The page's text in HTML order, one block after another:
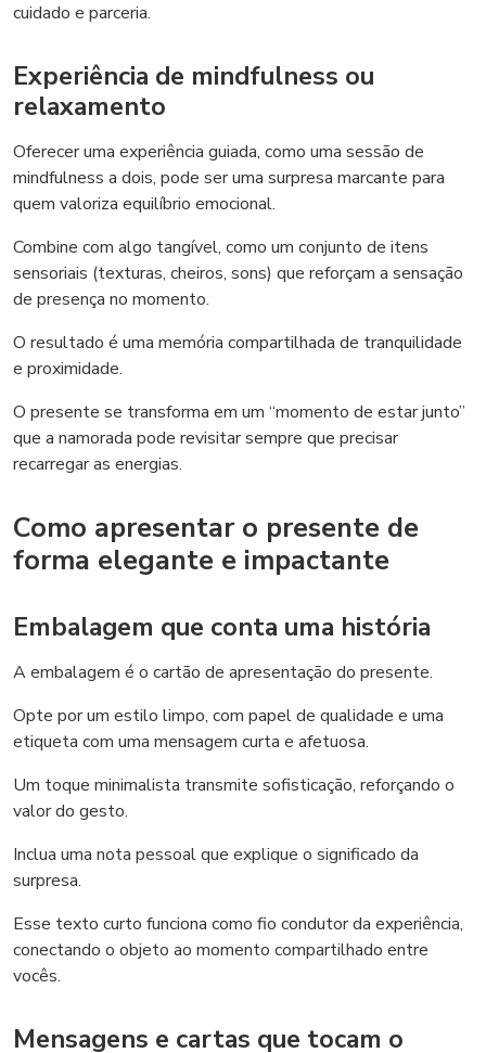
cuidado e parceria.
Experiência de mindfulness ou
relaxamento
Oferecer uma experiência guiada, como uma sessão de
mindfulness a dois, pode ser uma surpresa marcante para
quem valoriza equilíbrio emocional.
Combine com algo tangível, como um conjunto de itens
sensoriais (texturas, cheiros, sons) que reforçam a sensação
de presença no momento.
O resultado é uma memória compartilhada de tranquilidade
e proximidade.
O presente se transforma em um “momento de estar junto”
que a namorada pode revisitar sempre que precisar
recarregar as energias.
Como apresentar o presente de
forma elegante e impactante
Embalagem que conta uma história
A embalagem é o cartão de apresentação do presente.
Opte por um estilo limpo, com papel de qualidade e uma
etiqueta com uma mensagem curta e afetuosa.
Um toque minimalista transmite sofisticação, reforçando o
valor do gesto.
Inclua uma nota pessoal que explique o significado da
surpresa.
Esse texto curto funciona como fio condutor da experiência,
conectando o objeto ao momento compartilhado entre
vocês.
Mensagens e cartas que tocam o